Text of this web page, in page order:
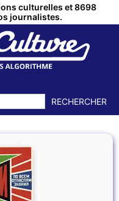
culturelles et 8698
journalistes.
RECHERCHER